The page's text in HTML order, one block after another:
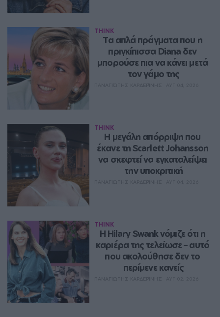
THINK
Τα απλά πράγματα που η
πριγκίπισσα Diana δεν
μπορούσε πια να κάνει μετά
τον γάμο της
THINK
Η μεγάλη απόρριψη που
έκανε τη Scarlett Johansson
να σκεφτεί να εγκαταλείψει
την υποκριτική
THINK
Η Hilary Swank νόμιζε ότι η
καριέρα της τελείωσε – αυτό
που ακολούθησε δεν το
περίμενε κανείς